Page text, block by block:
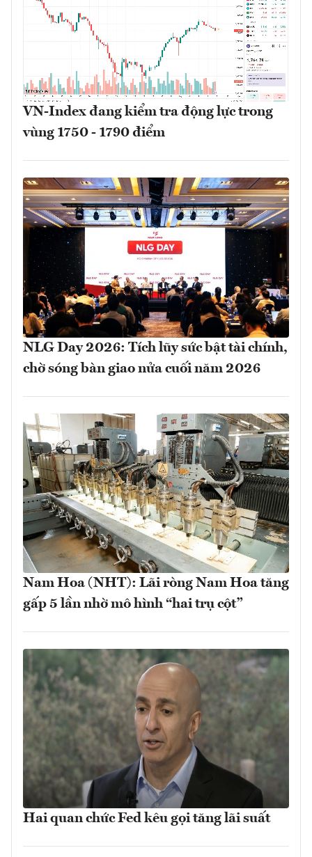
VN-Index đang kiểm tra động lực trong
vùng 1750 - 1790 điểm
NLG Day 2026: Tích lũy sức bật tài chính,
chờ sóng bàn giao nửa cuối năm 2026
Nam Hoa (NHT): Lãi ròng Nam Hoa tăng
gấp 5 lần nhờ mô hình “hai trụ cột”
Hai quan chức Fed kêu gọi tăng lãi suất